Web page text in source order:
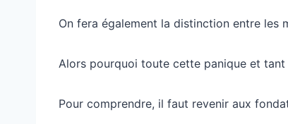
On fera également la distinction entre les
Alors pourquoi toute cette panique et
Pour comprendre, il faut revenir aux